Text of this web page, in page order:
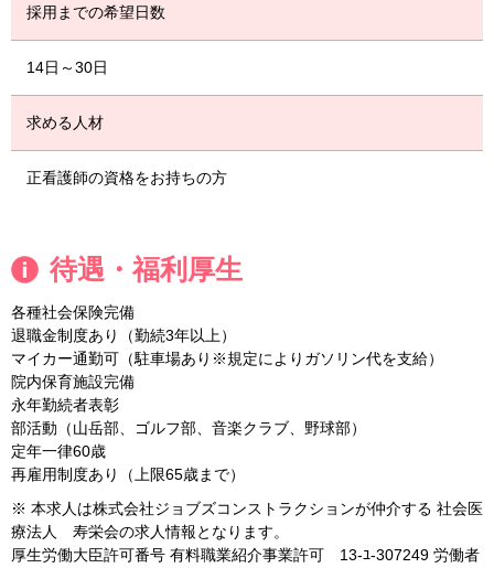
採用までの希望日数
14日～30日
求める人材
正看護師の資格をお持ちの方
待遇・福利厚生
各種社会保険完備
退職金制度あり（勤続3年以上）
マイカー通勤可（駐車場あり※規定によりガソリン代を支給）
院内保育施設完備
永年勤続者表彰
部活動（山岳部、ゴルフ部、音楽クラブ、野球部）
定年一律60歳
再雇用制度あり（上限65歳まで）
※ 本求人は株式会社ジョブズコンストラクションが仲介する 社会医
療法人 寿栄会の求人情報となります。
厚生労働大臣許可番号 有料職業紹介事業許可 13-ﾕ-307249 労働者